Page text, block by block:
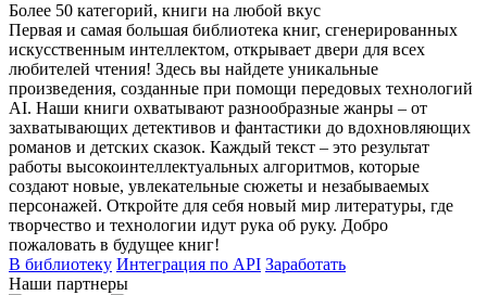
Более 50 категорий, книги на любой вкус
Первая и самая большая библиотека книг, сгенерированных
искусственным интеллектом, открывает двери для всех
любителей чтения! Здесь вы найдете уникальные
произведения, созданные при помощи передовых технологий
AI. Наши книги охватывают разнообразные жанры – от
захватывающих детективов и фантастики до вдохновляющих
романов и детских сказок. Каждый текст – это результат
работы высокоинтеллектуальных алгоритмов, которые
создают новые, увлекательные сюжеты и незабываемых
персонажей. Откройте для себя новый мир литературы, где
творчество и технологии идут рука об руку. Добро
пожаловать в будущее книг!
В библиотеку Интеграция по API Заработать
Наши партнеры